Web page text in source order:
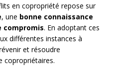
en copropriété repose sur
, une bonne connaissance
compromis. En adoptant ces
différentes instances à
et résoudre
copropriétaires.